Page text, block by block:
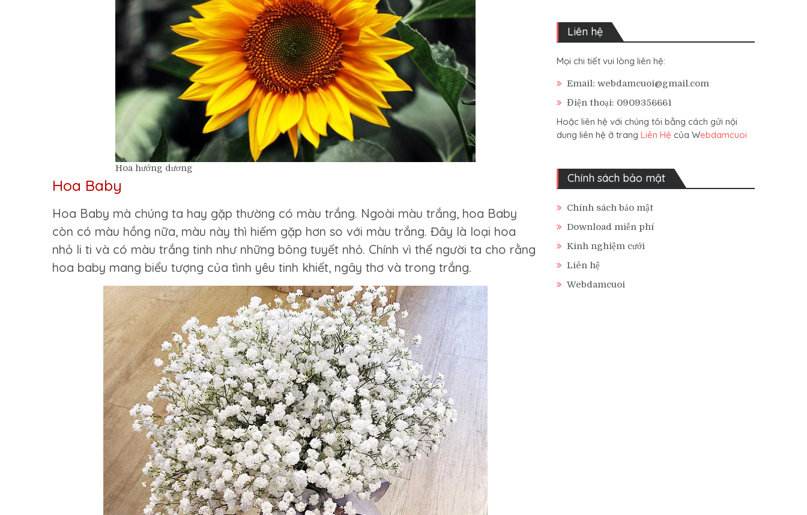
Hoa hướng dương
Hoa Baby
Hoa Baby mà chúng ta hay gặp thường có màu trắng. Ngoài màu trắng, hoa Baby
còn có màu hồng nữa, màu này thì hiếm gặp hơn so với màu trắng. Đây là loại hoa
nhỏ li ti và có màu trắng tinh như những bông tuyết nhỏ. Chính vì thế người ta cho rằng
hoa baby mang biểu tượng của tình yêu tinh khiết, ngây thơ và trong trắng.
Liên hệ
Mọi chi tiết vui lòng liên hệ:
Email: webdamcuoi@gmail.com
Điện thoại: 0909356661
Hoặc liên hệ với chúng tôi bằng cách gửi nội
dung liên hệ ở trang Liên Hệ của Webdamcuoi
Chính sách bảo mật
Chính sách bảo mật
Download miễn phí
Kinh nghiệm cưới
Liên hệ
Webdamcuoi